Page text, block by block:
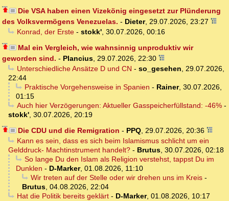
Die VSA haben einen Vizekönig eingesetzt zur Plünderung
des Volksvermögens Venezuelas. - Dieter, 29.07.2026, 23:27
Konrad, der Erste- stokk', 30.07.2026, 00:16
Mal ein Vergleich, wie wahnsinnig unproduktiv wir
geworden sind. - Plancius, 29.07.2026, 22:30
Unterschiedliche Ansätze D und CN - so_gesehen, 29.07.2026,
22:44
Praktische Vorgehensweise in Spanien - Rainer, 30.07.2026,
01:15
Auch hier Verzögerungen: Aktueller Gasspeicherfüllstand: -46%-
stokk', 30.07.2026, 20:19
Die CDU und die Remigration - PPQ, 29.07.2026, 20:36
Kann es sein, dass es sich beim Islamismus schlicht um ein
Gelddruck- Machtinstrument handelt? - Brutus, 30.07.2026, 02:18
So lange Du den Islam als Religion verstehst, tappst Du im
Dunklen - D-Marker, 01.08.2026, 11:10
Wir treten auf der Stelle oder wir drehen uns im Kreis-
Brutus, 04.08.2026, 22:04
Hat die Politik bereits geklärt- D-Marker, 01.08.2026, 10:17